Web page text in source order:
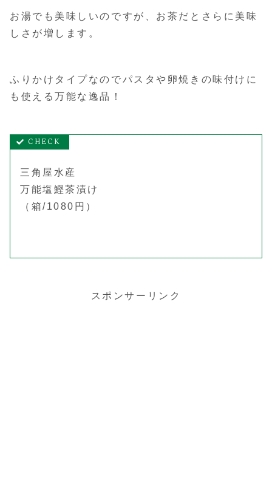
お湯でも美味しいのですが、お茶だとさらに美味
しさが増します。
ふりかけタイプなのでパスタや卵焼きの味付けに
も使える万能な逸品！
三角屋水産
万能塩鰹茶漬け
（箱/1080円）
スポンサーリンク